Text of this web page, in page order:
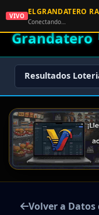
🌟 El
Grandatero
Resultados
Volver a
VIVO ELGRANDATERO
Conectando…